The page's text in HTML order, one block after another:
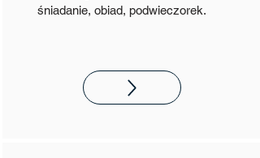
śniadanie, obiad, podwieczorek.